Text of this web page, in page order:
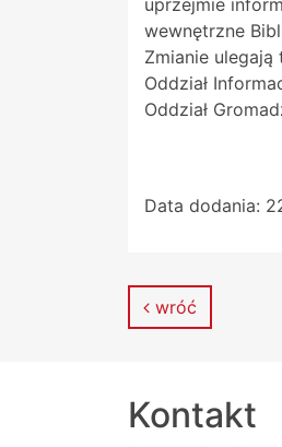
wewnętrzne
Zmianie
Oddział
Oddział
Data dodania:
wróć
Kontakt